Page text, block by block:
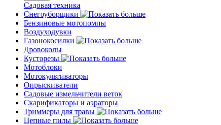
Садовая техника
Снегоуборщики
Бензиновые мотопомпы
Воздуходувки
Газонокосилки
Дровоколы
Кусторезы
Мотоблоки
Мотокультиваторы
Опрыскиватели
Садовые измельчители веток
Скарификаторы и аэраторы
Триммеры для травы
Цепные пилы